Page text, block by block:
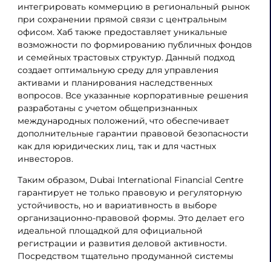
интегрировать коммерцию в региональный рынок
при сохранении прямой связи с центральным
офисом. Хаб также предоставляет уникальные
возможности по формированию публичных фондов
и семейных трастовых структур. Данный подход
создает оптимальную среду для управления
активами и планирования наследственных
вопросов. Все указанные корпоративные решения
разработаны с учетом общепризнанных
международных положений, что обеспечивает
дополнительные гарантии правовой безопасности
как для юридических лиц, так и для частных
инвесторов.
Таким образом, Dubai International Financial Centre
гарантирует не только правовую и регуляторную
устойчивость, но и вариативность в выборе
организационно-правовой формы. Это делает его
идеальной площадкой для официальной
регистрации и развития деловой активности.
Посредством тщательно продуманной системы